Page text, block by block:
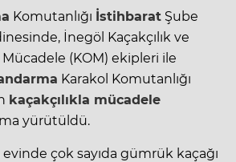
Komutanlığı İstihbarat Şube
İnegöl Kaçakçılık ve
(KOM) ekipleri ile
Karakol Komutanlığı
kaçakçılıkla mücadele
yürütüldü.
evinde çok sayıda gümrük kaçağı